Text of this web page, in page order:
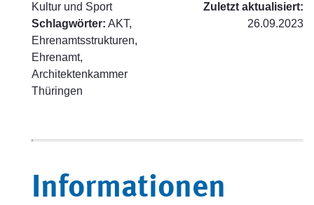
Kultur und Sport
Schlagwörter: AKT,
Ehrenamtsstrukturen,
Ehrenamt,
Architektenkammer
Thüringen
Zuletzt aktualisiert:
26.09.2023
Informationen